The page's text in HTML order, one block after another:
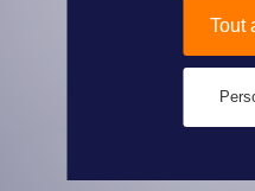
Conditions
Conditions
Qui
Tout